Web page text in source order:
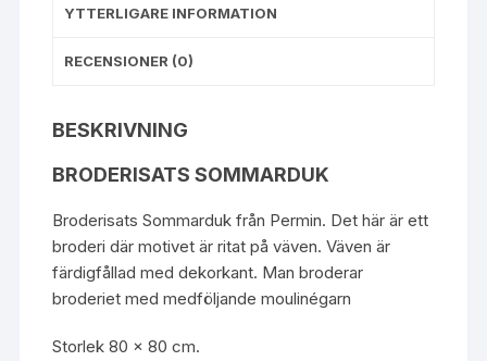
YTTERLIGARE INFORMATION
RECENSIONER (0)
BESKRIVNING
BRODERISATS SOMMARDUK
Broderisats Sommarduk från Permin. Det här är ett
broderi där motivet är ritat på väven. Väven är
färdigfållad med dekorkant. Man broderar
broderiet med medföljande moulinégarn
Storlek 80 x 80 cm.